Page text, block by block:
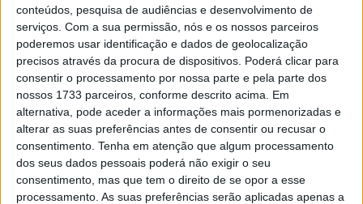
conteúdos, pesquisa de audiências e desenvolvimento de
serviços. Com a sua permissão, nós e os nossos parceiros
poderemos usar identificação e dados de geolocalização
precisos através da procura de dispositivos. Poderá clicar para
consentir o processamento por nossa parte e pela parte dos
nossos 1733 parceiros, conforme descrito acima. Em
alternativa, pode aceder a informações mais pormenorizadas e
alterar as suas preferências antes de consentir ou recusar o
consentimento. Tenha em atenção que algum processamento
dos seus dados pessoais poderá não exigir o seu
consentimento, mas que tem o direito de se opor a esse
processamento. As suas preferências serão aplicadas apenas a
Este ano, terá um percurso de cerca de 380 quilómetros,
ao longo dos dois dias, e atravessará onze dos dezanove
concelhos da região duriense, proporcionando aos
participantes uma experiência única, tendo por fonte